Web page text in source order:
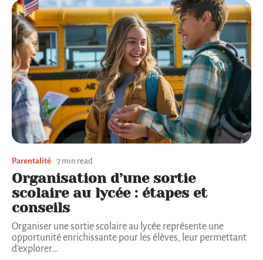
Parentalité 7 min read
Organisation d’une sortie
scolaire au lycée : étapes et
conseils
Organiser une sortie scolaire au lycée représente une
opportunité enrichissante pour les élèves, leur permettant
d'explorer…